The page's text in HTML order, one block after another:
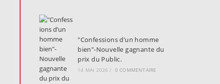
"Confessions d’un homme
bien"-Nouvelle gagnante du
prix du Public.
14 MAI 2026 / 0 COMMENTAIRE